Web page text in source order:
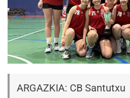
ARGAZKIA: CB Santutxu